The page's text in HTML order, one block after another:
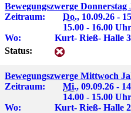
Bewegungszwerge Donnerstag
Zeitraum:
Do., 10.09.26 -
15.00 - 16.00 Uhr
Wo:
Kurt- Rieß- Halle 3
Status:
Bewegungszwerge Mittwoch
Zeitraum:
Mi., 09.09.26 -
14.00 - 15.00 Uhr
Wo:
Kurt- Rieß- Halle 2